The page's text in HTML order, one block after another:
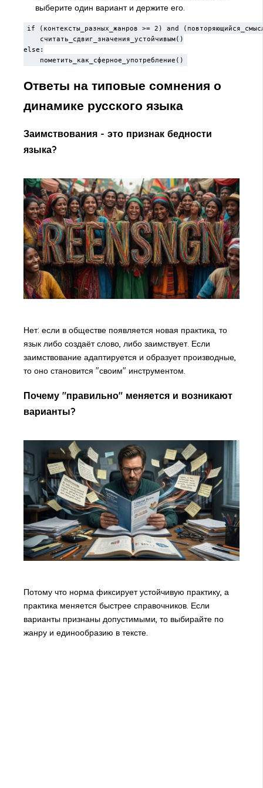
выберите один вариант и держите его.
if (контексты_разных_жанров >= 2) and
    считать_сдвиг_значения_устойчивым()
else:
    пометить_как_сферное_употребление()
Ответы на типовые сомнения о
динамике русского языка
Заимствования - это признак бедности
языка?
Нет: если в обществе появляется новая практика, то
язык либо создаёт слово, либо заимствует. Если
заимствование адаптируется и образует производные,
то оно становится "своим" инструментом.
Почему "правильно" меняется и возникают
варианты?
Потому что норма фиксирует устойчивую практику, а
практика меняется быстрее справочников. Если
варианты признаны допустимыми, то выбирайте по
жанру и единообразию в тексте.